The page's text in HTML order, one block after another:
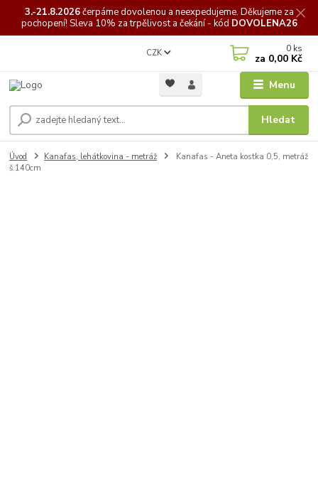
3.-21.8.2026čerpámedovolenou a neexpedujeme. Děkujeme za
pochopení! Sleva 10% za trpělivost a čekání - kód DOVOLENA26
Menu
CZK
Hledat
0 ks
za 0,00 Kč
Úvod Kanafas, lehátkovina - metráž
Kanafas - Aneta kostka 0,5, metráž
š.140cm